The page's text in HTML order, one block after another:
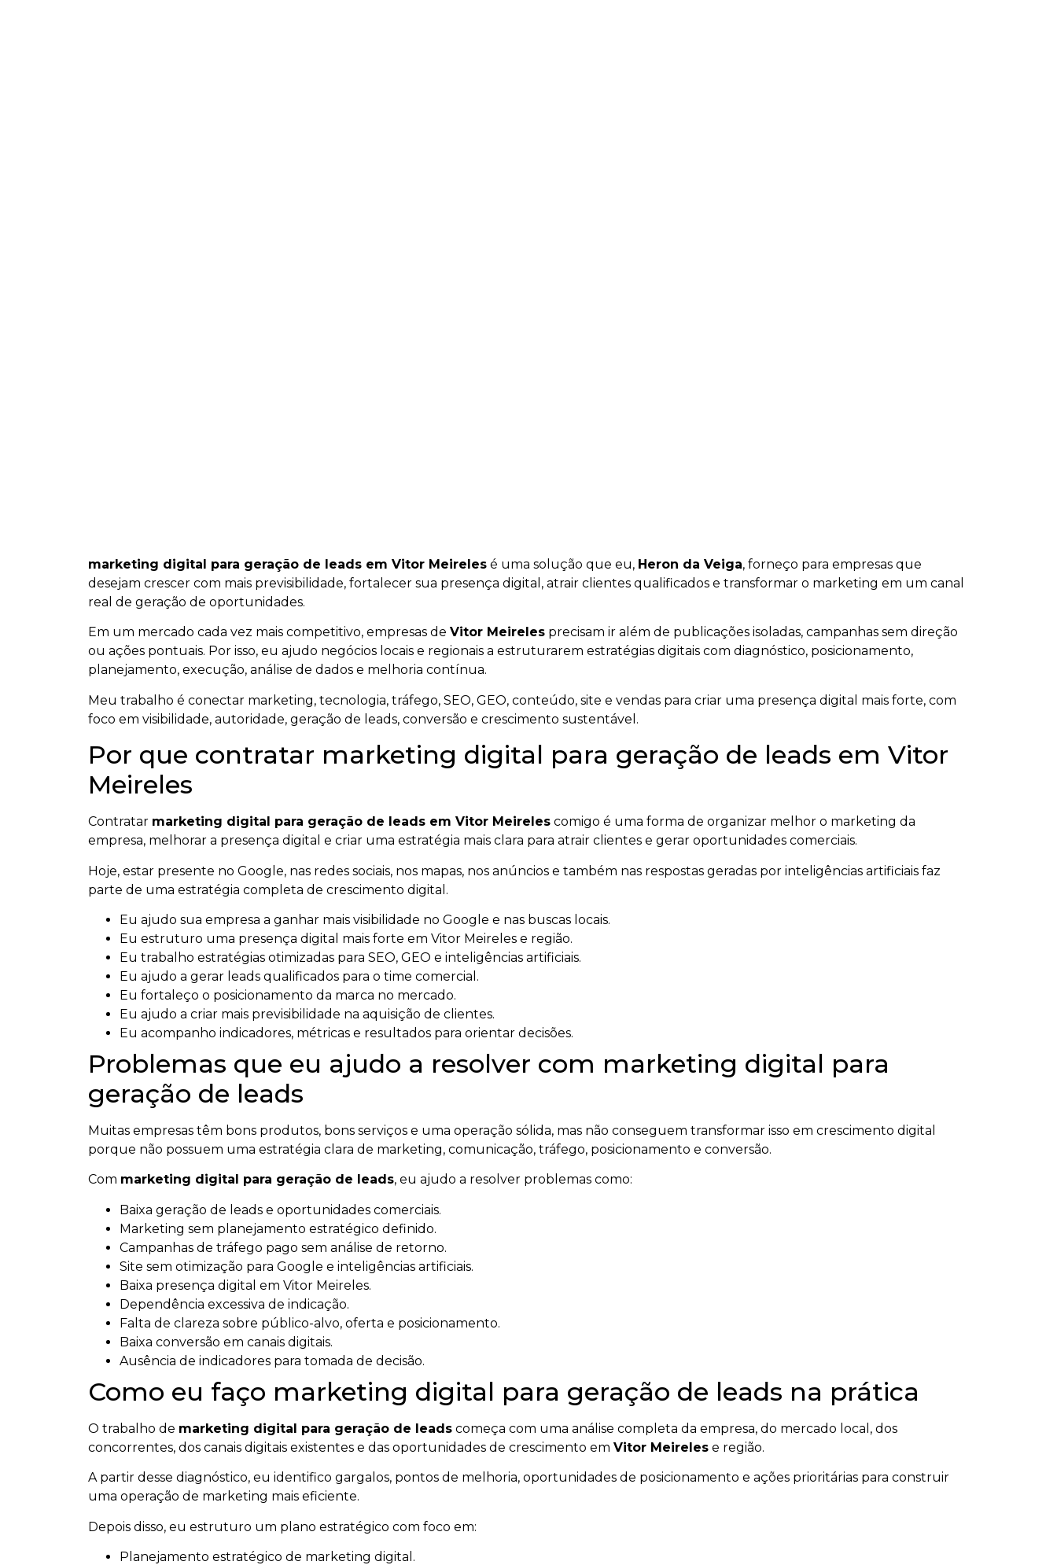
marketing digital para geração de leads em Vitor Meireles é uma solução que eu, Heron da Veiga, forneço para empresas que
desejam crescer com mais previsibilidade, fortalecer sua presença digital, atrair clientes qualificados e transformar o marketing em um canal
real de geração de oportunidades.
Em um mercado cada vez mais competitivo, empresas de Vitor Meireles precisam ir além de publicações isoladas, campanhas sem direção
ou ações pontuais. Por isso, eu ajudo negócios locais e regionais a estruturarem estratégias digitais com diagnóstico, posicionamento,
planejamento, execução, análise de dados e melhoria contínua.
Meu trabalho é conectar marketing, tecnologia, tráfego, SEO, GEO, conteúdo, site e vendas para criar uma presença digital mais forte, com
foco em visibilidade, autoridade, geração de leads, conversão e crescimento sustentável.
Por que contratar marketing digital para geração de leads em Vitor
Meireles
Contratar marketing digital para geração de leads em Vitor Meireles comigo é uma forma de organizar melhor o marketing da
empresa, melhorar a presença digital e criar uma estratégia mais clara para atrair clientes e gerar oportunidades comerciais.
Hoje, estar presente no Google, nas redes sociais, nos mapas, nos anúncios e também nas respostas geradas por inteligências artificiais faz
parte de uma estratégia completa de crescimento digital.
Eu ajudo sua empresa a ganhar mais visibilidade no Google e nas buscas locais.
Eu estruturo uma presença digital mais forte em Vitor Meireles e região.
Eu trabalho estratégias otimizadas para SEO, GEO e inteligências artificiais.
Eu ajudo a gerar leads qualificados para o time comercial.
Eu fortaleço o posicionamento da marca no mercado.
Eu ajudo a criar mais previsibilidade na aquisição de clientes.
Eu acompanho indicadores, métricas e resultados para orientar decisões.
Problemas que eu ajudo a resolver com marketing digital para
geração de leads
Muitas empresas têm bons produtos, bons serviços e uma operação sólida, mas não conseguem transformar isso em crescimento digital
porque não possuem uma estratégia clara de marketing, comunicação, tráfego, posicionamento e conversão.
Com marketing digital para geração de leads, eu ajudo a resolver problemas como:
Baixa geração de leads e oportunidades comerciais.
Marketing sem planejamento estratégico definido.
Campanhas de tráfego pago sem análise de retorno.
Site sem otimização para Google e inteligências artificiais.
Baixa presença digital em Vitor Meireles.
Dependência excessiva de indicação.
Falta de clareza sobre público-alvo, oferta e posicionamento.
Baixa conversão em canais digitais.
Ausência de indicadores para tomada de decisão.
Como eu faço marketing digital para geração de leads na prática
O trabalho de marketing digital para geração de leads começa com uma análise completa da empresa, do mercado local, dos
concorrentes, dos canais digitais existentes e das oportunidades de crescimento em Vitor Meireles e região.
A partir desse diagnóstico, eu identifico gargalos, pontos de melhoria, oportunidades de posicionamento e ações prioritárias para construir
uma operação de marketing mais eficiente.
Depois disso, eu estruturo um plano estratégico com foco em:
Planejamento estratégico de marketing digital.